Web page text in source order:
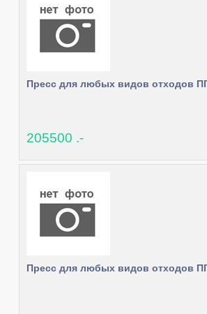
Пресс для любых видов отходов
205500 .-
Пресс для любых видов отходов